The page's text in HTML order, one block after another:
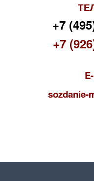
+7
+7
sozdanie-